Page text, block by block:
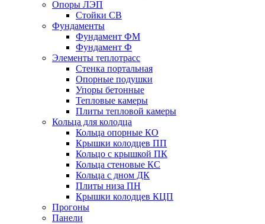
Опоры ЛЭП
Стойки СВ
Фундаменты
Фyндамент ФМ
Фyндамент Ф
Элементы теплотрасс
Стенка портальная
Опорные подушки
Упоры бетонные
Тепловые камеры
Плиты тепловой камеры
Кольца для колодца
Кольца опорные КО
Крышки колодцев ПП
Кольцо с крышкой ПК
Кольца стеновые КС
Кольца с дном ДК
Плиты низа ПН
Крышки колодцев КЦП
Прогоны
Панели